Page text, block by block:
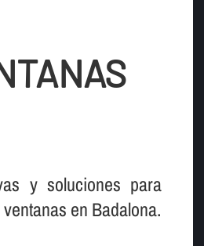
y soluciones para
en Badalona.